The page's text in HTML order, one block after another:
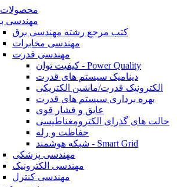
مهندسی
کتب مرجع رشته مهندسی برق
مهندسی مخابرات
مهندسی قدرت
کیفیت توان - Power Quality
دینامیک سیستم های قدرت
الکترونیک قدرت/ماشین الکتریکی
بهره برداری سیستم های قدرت
عایق و فشار قوی
حالت های گذرای الکترومغناطیسی
حفاظت و رله
شبکه هوشمند - Smart Grid
مهندسی پزشکی
مهندسی الکترونیک
مهندسی کنترل